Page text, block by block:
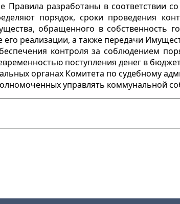
Правила разработаны в соответствии со
порядок, сроки проведения
обращенного в собственность
его реализации, а также передачи
контроля за соблюдением
поступления денег в
органах Комитета по судебному
управлять коммунальной